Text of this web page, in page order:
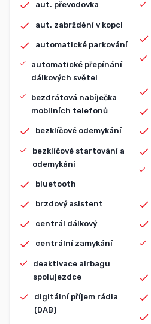
aut. převodovka
aut. zabrždění v kopci
automatické parkování
automatické přepínání
dálkových světel
bezdrátová nabíječka
mobilních telefonů
bezklíčové odemykání
bezklíčové startování a
odemykání
bluetooth
brzdový asistent
centrál dálkový
centrální zamykání
deaktivace airbagu
spolujezdce
digitální příjem rádia
(DAB)